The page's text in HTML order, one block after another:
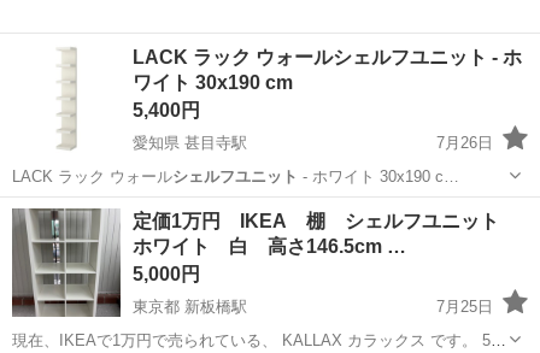
LACK ラック ウォールシェルフユニット - ホ
ワイト 30x190 cm
5,400円
愛知県 甚目寺駅
7月26日
LACK ラック ウォールシェルフユニット - ホワイト 30x190 c…
愛知 海部郡 甚目寺駅 収納家具
ウォールシェルフユニット
定価1万円 IKEA 棚 シェルフユニット
ホワイト 白 高さ146.5cm …
5,000円
東京都 新板橋駅
7月25日
現在、IKEAで1万円で売られている、 KALLAX カラックス です。 5枚